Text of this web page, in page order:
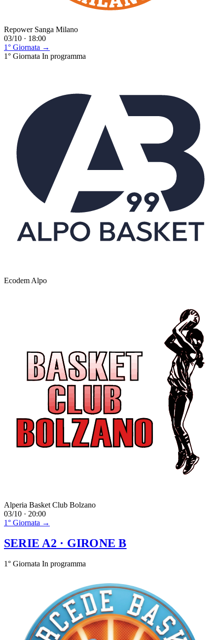
Repower Sanga Milano
03/10 · 18:00
1° Giornata →
1° Giornata In programma
Ecodem Alpo
Alperia Basket Club Bolzano
03/10 · 20:00
1° Giornata →
SERIE A2 · GIRONE B
1° Giornata In programma